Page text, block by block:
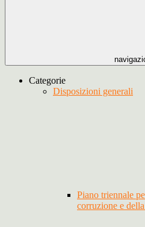
Categorie
Disposizioni generali
Piano triennale
corruzione e